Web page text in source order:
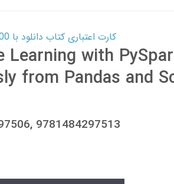
کارت اعتباری کتاب دانلود با 10,000,000 اعتبار دانلود کتاب! کلیک کنید
with
from Pandas and
9781484297513